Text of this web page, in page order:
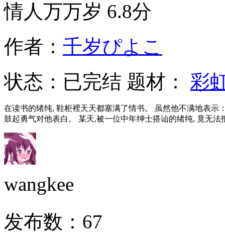
情人万万岁 6.8分
作者： 千岁ぴよこ
状态： 已完结 题材： 彩
在读书的绪纯, 鞋柜裡天天都塞满了情书。 虽然他不满地表示：『想要跟我交往就光明正大的来！』 但是他的青梅竹马凑, 却无法就这样
鼓起勇气对他表
wangkee
发布数： 67